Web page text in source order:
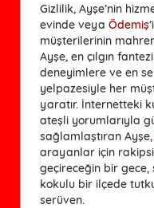
Gizlilik, Ayşe’nin
evinde veya Ödemiş
müşterilerinin
Ayşe, en çılgın
deneyimlere ve en
yelpazesiyle her
yaratır. İnternetteki
ateşli yorumlarıyla
sağlamlaştıran Ayşe,
arayanlar için
geçireceğin bir
kokulu bir ilçede
serüven.